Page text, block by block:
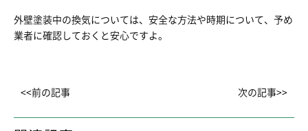
外壁塗装中の換気については、安全な方法や時期について、予め
業者に確認しておくと安心ですよ。
<<前の記事 次の記事>>